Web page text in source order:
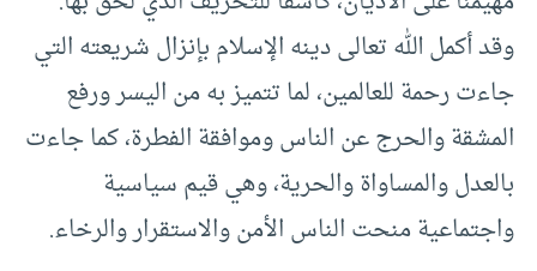
وقد أكمل الله تعالى دينه الإسلام بإنزال شريعته التي
جاءت رحمة للعالمين، لما تتميز به من اليسر ورفع
المشقة والحرج عن الناس وموافقة الفطرة، كما جاءت
بالعدل والمساواة والحرية، وهي قيم سياسية
واجتماعية منحت الناس الأمن والاستقرار والرخاء.